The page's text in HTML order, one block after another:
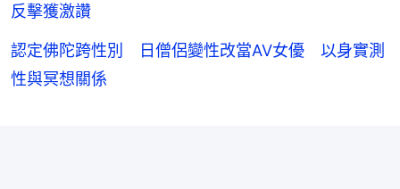
反擊獲激讚
認定佛陀跨性別 日僧侶變性改當AV女優 以身實測
性與冥想關係